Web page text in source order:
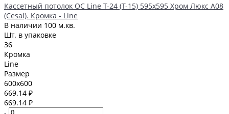
Кассетный потолок ОС Line Т-24 (Т-15) 595х595 Хром Люкс А08
(Cesal). Кромка - Line
В наличии 100 м.кв.
Шт. в упаковке
36
Кромка
Line
Размер
600x600
669.14 ₽
669.14 ₽
-